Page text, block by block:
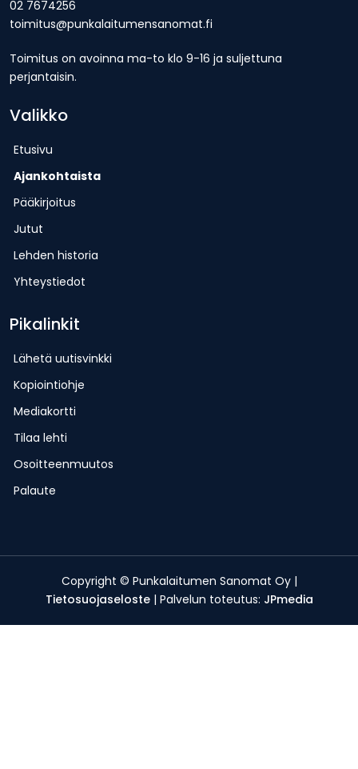
02 7674256
toimitus@punkalaitumensanomat.fi
Toimitus on avoinna ma-to klo 9-16 ja suljettuna
perjantaisin.
Valikko
Etusivu
Ajankohtaista
Pääkirjoitus
Jutut
Lehden historia
Yhteystiedot
Pikalinkit
Lähetä uutisvinkki
Kopiointiohje
Mediakortti
Tilaa lehti
Osoitteenmuutos
Palaute
Copyright © Punkalaitumen Sanomat Oy |
Tietosuojaseloste| Palvelun toteutus: JPmedia